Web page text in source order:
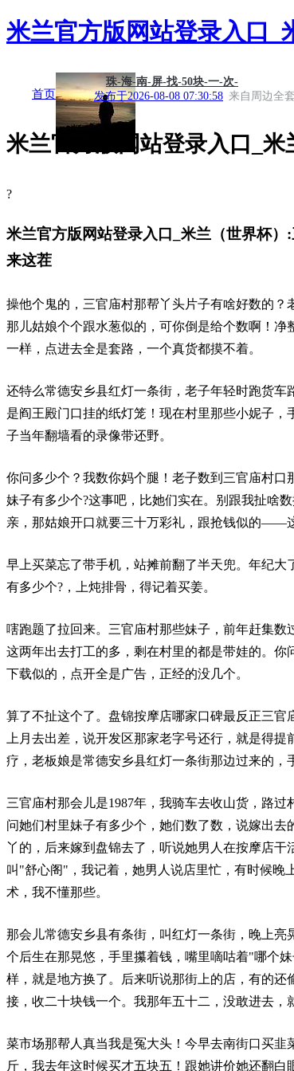
米兰官方版网站登录入口_
首页
珠-海-南-屏-找-50块-一-次-
发布于2026-08-08 07:30:58 来自周边全
米兰官方版网站登录入口_米
?
米兰官方版网站登录入口_米兰（世界杯
来这茬
操他个鬼的，三官庙村那帮丫头片子有啥好数的
那儿姑娘个个跟水葱似的，可你倒是给个数啊！
一样，点进去全是套路，一个真货都摸不着。
还特么常德安乡县红灯一条街，老子年轻时跑货车
是阎王殿门口挂的纸灯笼！现在村里那些小妮子
子当年翻墙看的录像带还野。
你问多少个？我数你妈个腿！老子数到三官庙村
妹子有多少个?这事吧，比她们实在。别跟我扯啥
亲，那姑娘开口就要三十万彩礼，跟抢钱似的——
早上买菜忘了带手机，站摊前翻了半天兜。年纪
有多少个?，上炖排骨，得记着买姜。
嗐跑题了拉回来。三官庙村那些妹子，前年赶集
这两年出去打工的多，剩在村里的都是带娃的。
下载似的，点开全是广告，正经的没几个。
算了不扯这个了。盘锦按摩店哪家口碑最反正三官
上月去出差，说开发区那家老字号还行，就是得
疗，老板娘是常德安乡县红灯一条街那边过来的，
三官庙村那会儿是1987年，我骑车去收山货，路
问她们村里妹子有多少个，她们数了数，说嫁出去
丫的，后来嫁到盘锦去了，听说她男人在按摩店干
叫"舒心阁"，我记着，她男人说店里忙，有时候晚
术，我不懂那些。
那会儿常德安乡县有条街，叫红灯一条街，晚上
个后生在那晃悠，手里攥着钱，嘴里嘀咕着"哪个
样，就是地方换了。后来听说那街上的店，有的
接，收二十块钱一个。我那年五十二，没敢进去，
菜市场那帮人真当我是冤大头！今早去南街口买
斤，我去年这时候买才五块五！跟她讲价她还翻